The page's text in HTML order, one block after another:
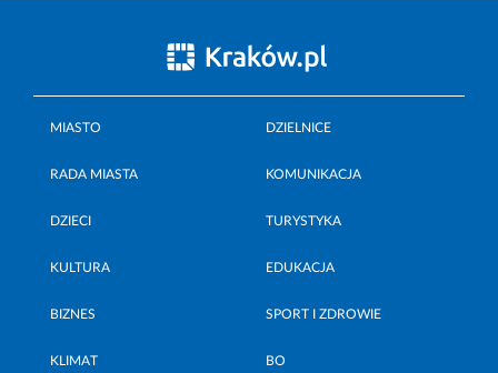
MIASTO DZIELNICE
RADA MIASTA KOMUNIKACJA
DZIECI TURYSTYKA
KULTURA EDUKACJA
BIZNES SPORT I ZDROWIE
KLIMAT BO